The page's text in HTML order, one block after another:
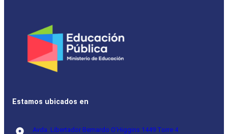
Estamos ubicados en
Avda. Libertador Bernardo O’Higgins 1449 Torre 4